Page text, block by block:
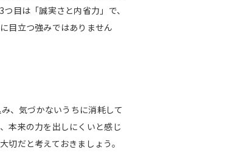
目は「誠実さと内省力」で、
目立つ強みではありません
、気づかないうちに消耗して
本来の力を出しにくいと感じ
だと考えておきましょう。